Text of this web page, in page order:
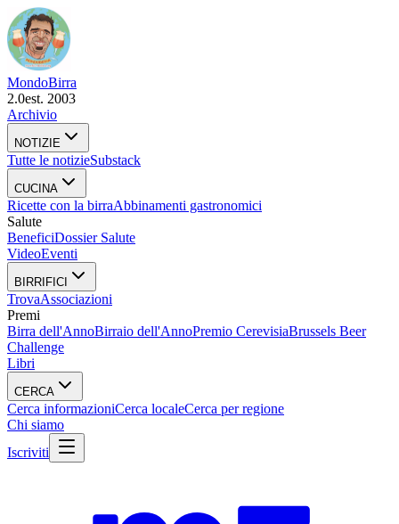
MondoBirra
2.0est. 2003
Archivio
NOTIZIE
Tutte le notizieSubstack
CUCINA
Ricette con la birraAbbinamenti gastronomici
Salute
BeneficiDossier Salute
VideoEventi
BIRRIFICI
TrovaAssociazioni
Premi
Birra dell'AnnoBirraio dell'AnnoPremio CerevisiaBrussels Beer
Challenge
Libri
CERCA
Cerca informazioniCerca localeCerca per regione
Chi siamo
Iscriviti